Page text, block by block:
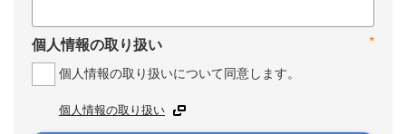
*
個人情報の取り扱い
個人情報の取り扱いについて同意します。
個人情報の取り扱い